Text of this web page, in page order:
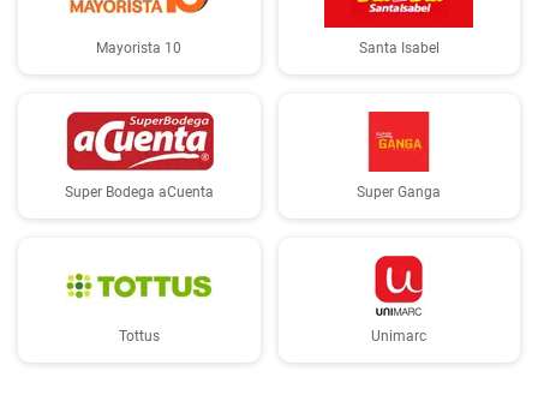
Mayorista 10 Santa Isabel
Super Bodega aCuenta Super Ganga
Tottus Unimarc